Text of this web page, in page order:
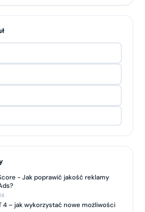
- Jak poprawić jakość reklamy
4 – jak wykorzystać nowe możliwości